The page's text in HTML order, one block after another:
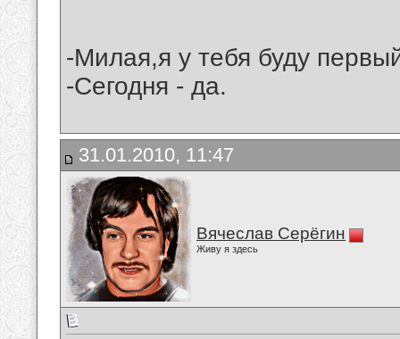
-Милая,я у тебя буду
-Сегодня - да.
31.01.2010, 11:47
Вячеслав Серёгин
Живу я здесь